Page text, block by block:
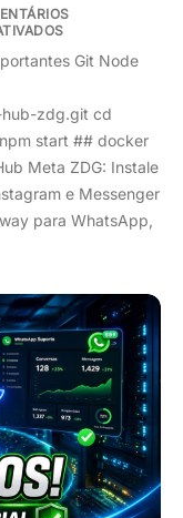
Git Node
zdg.git cd
start ## docker
Meta ZDG: Instale
e Messenger
para WhatsApp,